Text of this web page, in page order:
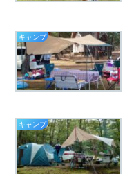
キャンプ
キャンプ